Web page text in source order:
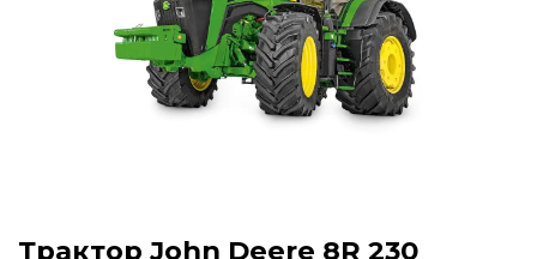
Трактор John Deere 8R 230